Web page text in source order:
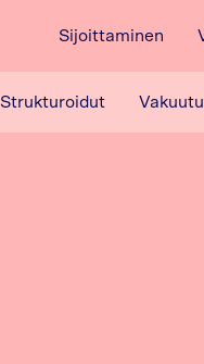
Sijoittaminen
Strukturoidut